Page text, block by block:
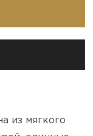
из мягкого